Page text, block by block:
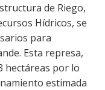
de Riego,
Hídricos, se
para
Esta represa,
hectáreas por lo
estimada